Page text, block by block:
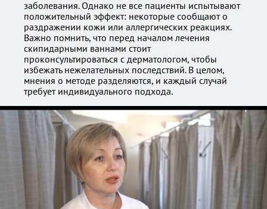
заболевания. Однако не все пациенты испытывают
положительный эффект: некоторые сообщают о
раздражении кожи или аллергических реакциях.
Важно помнить, что перед началом лечения
скипидарными ваннами стоит
проконсультироваться с дерматологом, чтобы
избежать нежелательных последствий. В целом,
мнения о методе разделяются, и каждый случай
требует индивидуального подхода.